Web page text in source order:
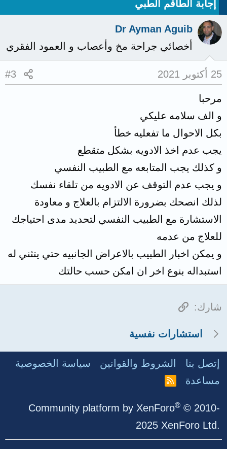
إجابة الطاقم الطبي
Dr Ayman Aguib
أخصائي جراحة مخ وأعصاب و العمود الفقري
25 أكتوبر 2021 #3
مرحبا
و الف سلامه عليكي
بكل الاحوال ما تفعليه خطأ
يجب عدم اخذ الادويه بشكل متقطع
و كذلك يجب المتابعه مع الطبيب النفسي
و يجب عدم التوقف عن الادويه من تلقاء نفسك
لذلك انصحك بضرورة الالتزام بالعلاج و معاودة
الاستشارة مع الطبيب النفسي لتحديد مدى احتياجك
للعلاج من عدمه
و يمكن اخبار الطبيب بالاعراض الجانبيه حتي يتثني له
استبداله بنوع اخر ان امكن حسب حالتك
شارك: الرابط
استشارات نفسية
إتصل بنا الشروط والقوانين
سياسة الخصوصية
مساعدة
R
Community platform by XenForo® © 2010-
2025 XenForo Ltd.